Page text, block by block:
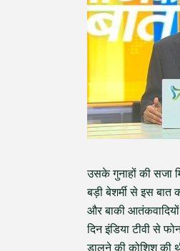
उसके गुनाहों की सजा
बड़ी बेशर्मी से इस
और बाकी
दिन इंडिया टीवी से
डालने की कोशिश की